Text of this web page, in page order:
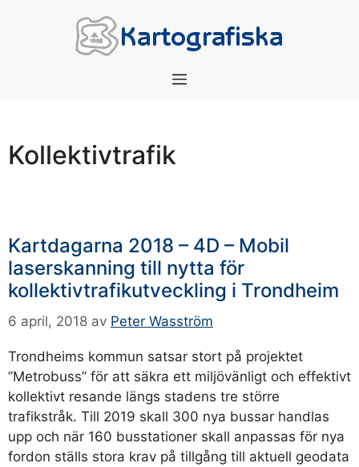
Meny
Kollektivtrafik
Kartdagarna 2018 – 4D – Mobil
laserskanning till nytta för
kollektivtrafikutveckling i Trondheim
6 april, 2018 av Peter Wasström
Trondheims kommun satsar stort på projektet
”Metrobuss” för att säkra ett miljövänligt och effektivt
kollektivt resande längs stadens tre större
trafikstråk. Till 2019 skall 300 nya bussar handlas
upp och när 160 busstationer skall anpassas för nya
fordon ställs stora krav på tillgång till aktuell geodata